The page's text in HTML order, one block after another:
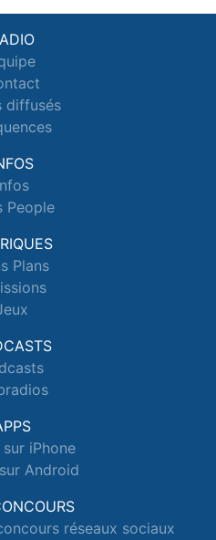
diffusés
People
Plans
iPhone
Android
réseaux sociaux